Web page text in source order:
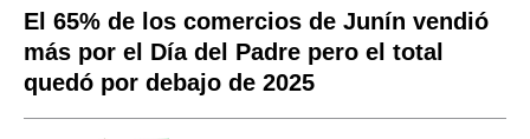
El 65% de los comercios de Junín vendió
más por el Día del Padre pero el total
quedó por debajo de 2025